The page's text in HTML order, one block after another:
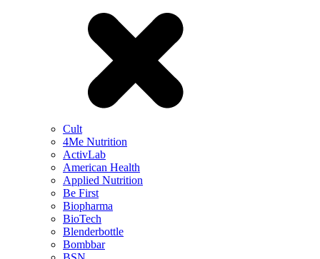
Cult
4Me Nutrition
ActivLab
American Health
Applied Nutrition
Be First
Biopharma
BioTech
Blenderbottle
Bombbar